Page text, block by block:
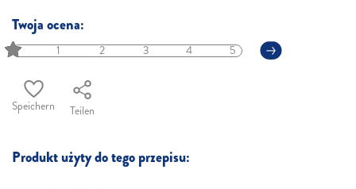
Twoja ocena:
1 2 3 4 5
Speichern Teilen
Produkt użyty do tego przepisu: